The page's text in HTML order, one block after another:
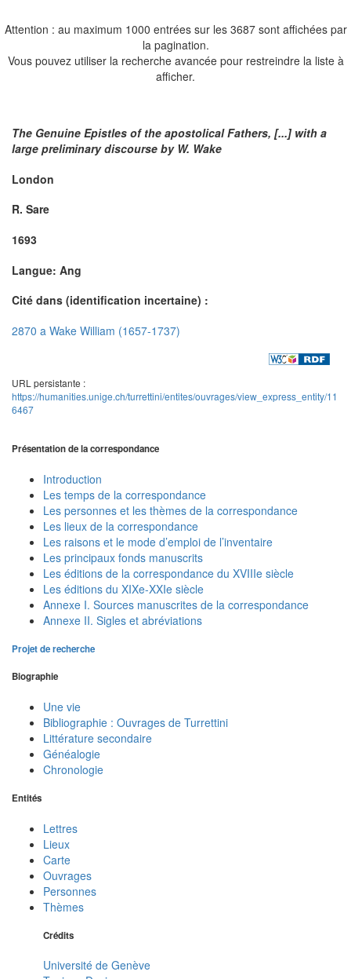
Attention : au maximum 1000 entrées sur les 3687 sont affichées par
la pagination.
Vous pouvez utiliser la recherche avancée pour restreindre la liste à
afficher.
The Genuine Epistles of the apostolical Fathers, [...] with a
large preliminary discourse by W. Wake
London
R. Sare
1693
Langue: Ang
Cité dans (identification incertaine) :
2870 a Wake William (1657-1737)
URL persistante :
https://humanities.unige.ch/turrettini/entites/ouvrages/view_express_entity/11
6467
Présentation de la correspondance
Introduction
Les temps de la correspondance
Les personnes et les thèmes de la correspondance
Les lieux de la correspondance
Les raisons et le mode d’emploi de l’inventaire
Les principaux fonds manuscrits
Les éditions de la correspondance du XVIIIe siècle
Les éditions du XIXe-XXIe siècle
Annexe I. Sources manuscrites de la correspondance
Annexe II. Sigles et abréviations
Projet de recherche
Biographie
Une vie
Bibliographie : Ouvrages de Turrettini
Littérature secondaire
Généalogie
Chronologie
Entités
Lettres
Lieux
Carte
Ouvrages
Personnes
Thèmes
Crédits
Université de Genève